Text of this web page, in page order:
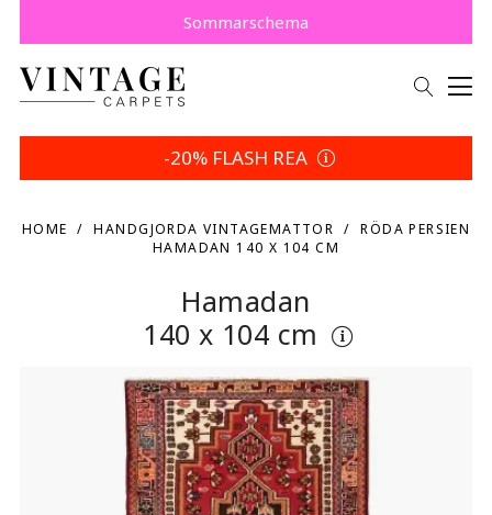
Spara 5 % | Dina returvillkor
Köp nu, betala senare med Klarna.
Sommarschema
-20% FLASH REA
HOME HANDGJORDA VINTAGEMATTOR
RÖDA PERSIEN
HAMADAN 140 X 104 CM
Hamadan
140 x 104 cm